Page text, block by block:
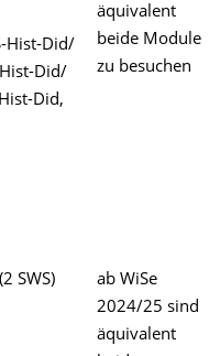
Hist-Did/
Hist-Did/
Did,
äquivalent
beide Module
zu besuchen
SWS)
ab WiSe
2024/25 sind
äquivalent